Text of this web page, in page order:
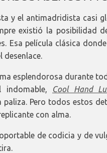
y el antimadridista casi
existió la posibilidad
Esa película clásica
desenlace.
esplendorosa durante
Cool Hand
Pero todos estos
con alma.
de codicia y de